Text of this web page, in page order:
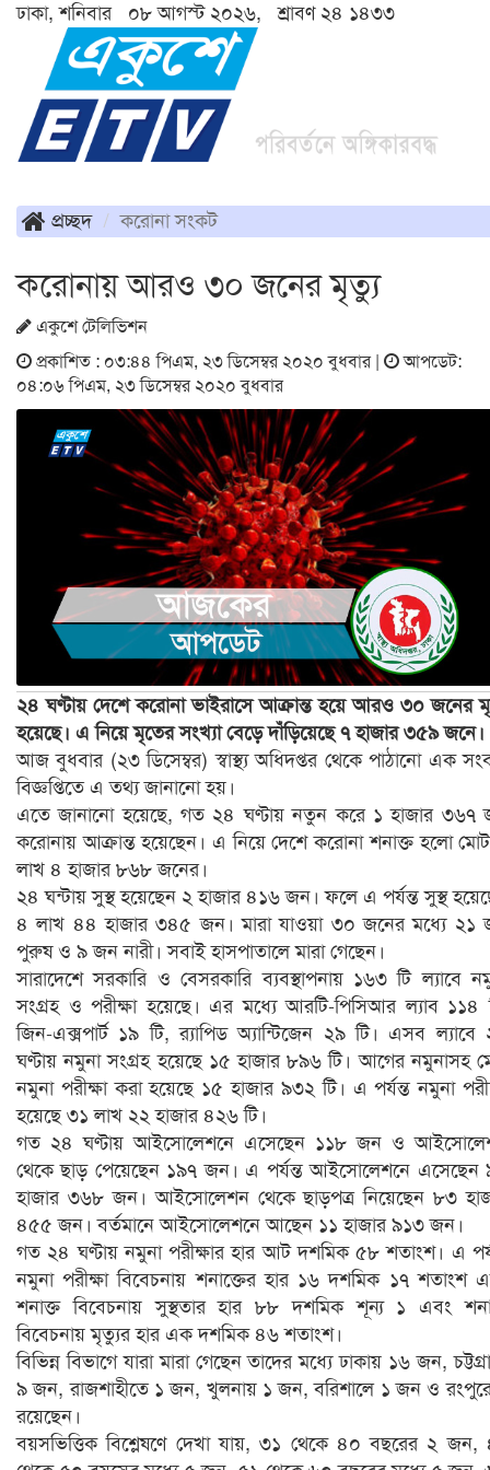
ঢাকা, শনিবার ০৮ আগস্ট ২০২৬, শ্রাবণ ২৪ ১৪৩৩
প্রচ্ছদ করোনা সংকট
করোনায় আরও ৩০ জনের মৃত্যু
একুশে টেলিভিশন
প্রকাশিত : ০৩:৪৪ পিএম, ২৩ ডিসেম্বর ২০২০ বুধবার |
আপডেট:
০৪:০৬ পিএম, ২৩ ডিসেম্বর ২০২০ বুধবার
২৪ ঘণ্টায় দেশে করোনা ভাইরাসে আক্রান্ত হয়ে আরও ৩০ জনের
হয়েছে। এ নিয়ে মৃতের সংখ্যা বেড়ে দাঁড়িয়েছে ৭ হাজার ৩৫৯ জনে।
আজ বুধবার (২৩ ডিসেম্বর) স্বাস্থ্য অধিদপ্তর থেকে পাঠানো এক
বিজ্ঞপ্তিতে এ তথ্য জানানো হয়।
এতে জানানো হয়েছে, গত ২৪ ঘণ্টায় নতুন করে ১ হাজার ৩৬৭
করোনায় আক্রান্ত হয়েছেন। এ নিয়ে দেশে করোনা শনাক্ত হলো
লাখ ৪ হাজার ৮৬৮ জনের।
২৪ ঘন্টায় সুস্থ হয়েছেন ২ হাজার ৪১৬ জন। ফলে এ পর্যন্ত সুস্থ
৪ লাখ ৪৪ হাজার ৩৪৫ জন। মারা যাওয়া ৩০ জনের মধ্যে ২১
পুরুষ ও ৯ জন নারী। সবাই হাসপাতালে মারা গেছেন।
সারাদেশে সরকারি ও বেসরকারি ব্যবস্থাপনায় ১৬৩ টি ল্যাবে
সংগ্রহ ও পরীক্ষা হয়েছে। এর মধ্যে আরটি-পিসিআর ল্যাব ১১৪
জিন-এক্সপার্ট ১৯ টি, র‌্যাপিড অ্যান্টিজেন ২৯ টি। এসব ল্যাবে
ঘণ্টায় নমুনা সংগ্রহ হয়েছে ১৫ হাজার ৮৯৬ টি। আগের নমুনাসহ
নমুনা পরীক্ষা করা হয়েছে ১৫ হাজার ৯৩২ টি। এ পর্যন্ত নমুনা
হয়েছে ৩১ লাখ ২২ হাজার ৪২৬ টি।
গত ২৪ ঘণ্টায় আইসোলেশনে এসেছেন ১১৮ জন ও
থেকে ছাড় পেয়েছেন ১৯৭ জন। এ পর্যন্ত আইসোলেশনে এসেছেন
হাজার ৩৬৮ জন। আইসোলেশন থেকে ছাড়পত্র নিয়েছেন ৮৩
৪৫৫ জন। বর্তমানে আইসোলেশনে আছেন ১১ হাজার ৯১৩ জন।
গত ২৪ ঘণ্টায় নমুনা পরীক্ষার হার আট দশমিক ৫৮ শতাংশ। এ
নমুনা পরীক্ষা বিবেচনায় শনাক্তের হার ১৬ দশমিক ১৭ শতাংশ
শনাক্ত বিবেচনায় সুস্থতার হার ৮৮ দশমিক শূন্য ১ এবং
বিবেচনায় মৃত্যুর হার এক দশমিক ৪৬ শতাংশ।
বিভিন্ন বিভাগে যারা মারা গেছেন তাদের মধ্যে ঢাকায় ১৬ জন,
৯ জন, রাজশাহীতে ১ জন, খুলনায় ১ জন, বরিশালে ১ জন ও
রয়েছেন।
বয়সভিত্তিক বিশ্লেষণে দেখা যায়, ৩১ থেকে ৪০ বছরের ২ জন,